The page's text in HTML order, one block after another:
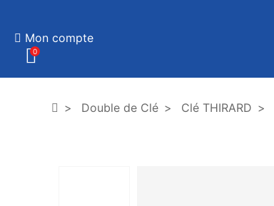
Mon compte
0
Double de Clé Clé THIRARD